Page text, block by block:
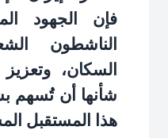
فإن الجهود
الناشطون
السكان،
شأنها أن تُسهم
هذا المستقبل